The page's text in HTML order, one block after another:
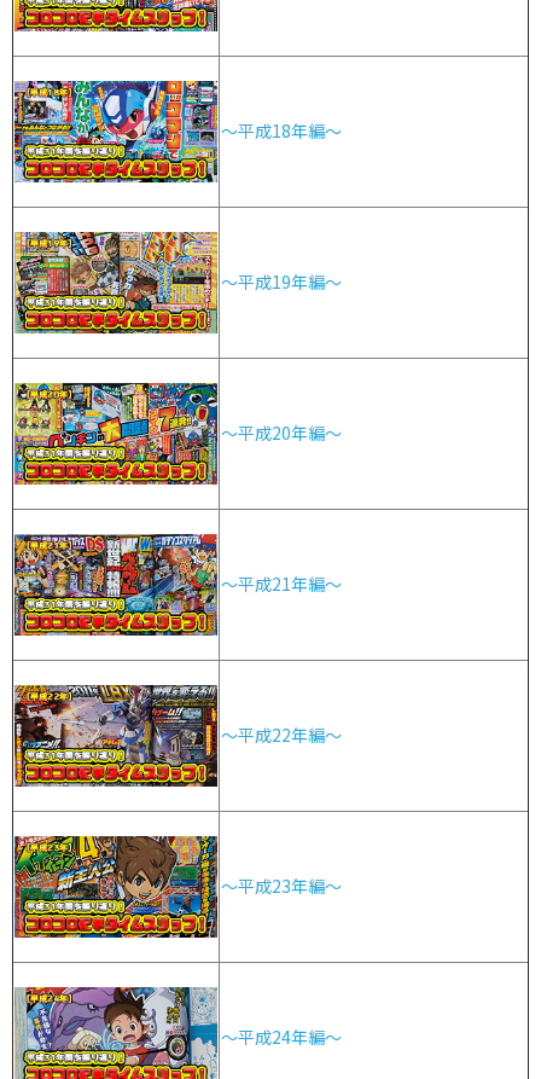
～平成18年編～
～平成19年編～
～平成20年編～
～平成21年編～
～平成22年編～
～平成23年編～
～平成24年編～